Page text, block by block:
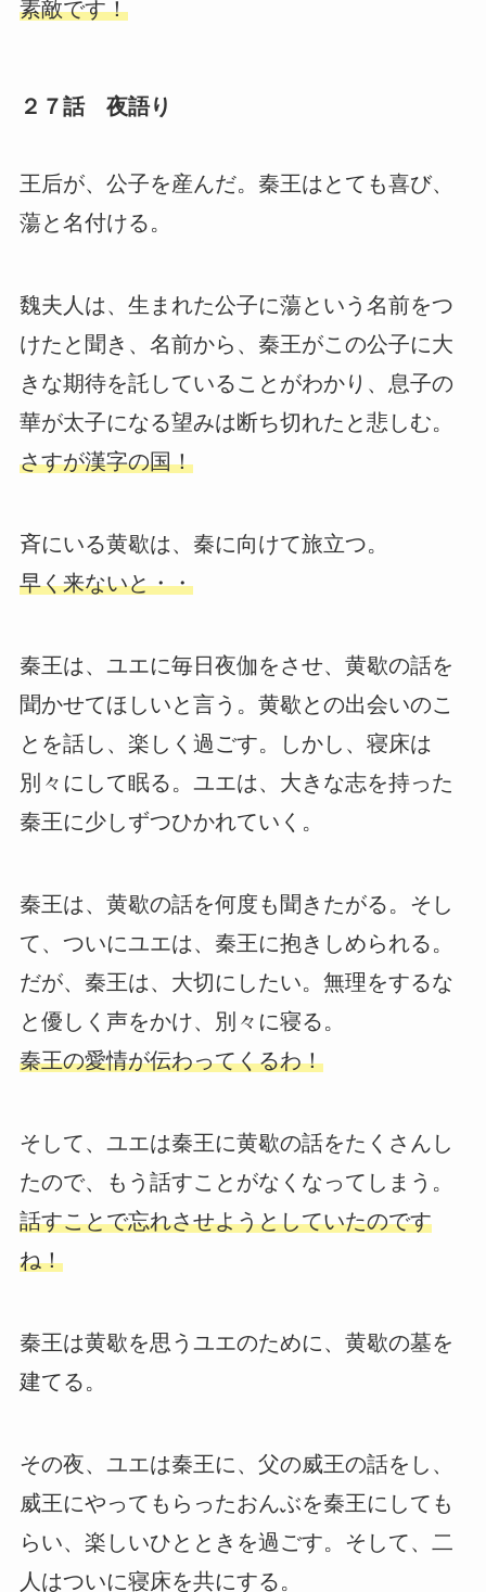
素敵です！
２７話 夜語り
王后が、公子を産んだ。秦王はとても喜び、
蕩と名付ける。
魏夫人は、生まれた公子に蕩という名前をつ
けたと聞き、名前から、秦王がこの公子に大
きな期待を託していることがわかり、息子の
華が太子になる望みは断ち切れたと悲しむ。
さすが漢字の国！
斉にいる黄歇は、秦に向けて旅立つ。
早く来ないと・・
秦王は、ユエに毎日夜伽をさせ、黄歇の話を
聞かせてほしいと言う。黄歇との出会いのこ
とを話し、楽しく過ごす。しかし、寝床は
別々にして眠る。ユエは、大きな志を持った
秦王に少しずつひかれていく。
秦王は、黄歇の話を何度も聞きたがる。そし
て、ついにユエは、秦王に抱きしめられる。
だが、秦王は、大切にしたい。無理をするな
と優しく声をかけ、別々に寝る。
秦王の愛情が伝わってくるわ！
そして、ユエは秦王に黄歇の話をたくさんし
たので、もう話すことがなくなってしまう。
話すことで忘れさせようとしていたのです
ね！
秦王は黄歇を思うユエのために、黄歇の墓を
建てる。
その夜、ユエは秦王に、父の威王の話をし、
威王にやってもらったおんぶを秦王にしても
らい、楽しいひとときを過ごす。そして、二
人はついに寝床を共にする。